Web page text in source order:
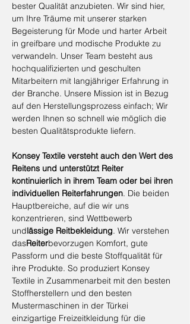
bester Qualität anzubieten. Wir sind hier,
um Ihre Träume mit unserer starken
Begeisterung für Mode und harter Arbeit
in greifbare und modische Produkte zu
verwandeln. Unser Team besteht aus
hochqualifizierten und geschulten
Mitarbeitern mit langjähriger Erfahrung in
der Branche. Unsere Mission ist in Bezug
auf den Herstellungsprozess einfach; Wir
werden Ihnen so schnell wie möglich die
besten Qualitätsprodukte liefern.
Konsey Textile versteht auch den Wert des
Reitens und unterstützt Reiter
kontinuierlich in ihrem Team oder bei ihren
individuellen Reiterfahrungen. Die beiden
Hauptbereiche, auf die wir uns
konzentrieren, sind Wettbewerb
undlässige Reitbekleidung. Wir verstehen
dasReiterbevorzugen Komfort, gute
Passform und die beste Stoffqualität für
ihre Produkte. So produziert Konsey
Textile in Zusammenarbeit mit den besten
Stoffherstellern und den besten
Mustermaschinen in der Türkei
einzigartige Freizeitkleidung für die